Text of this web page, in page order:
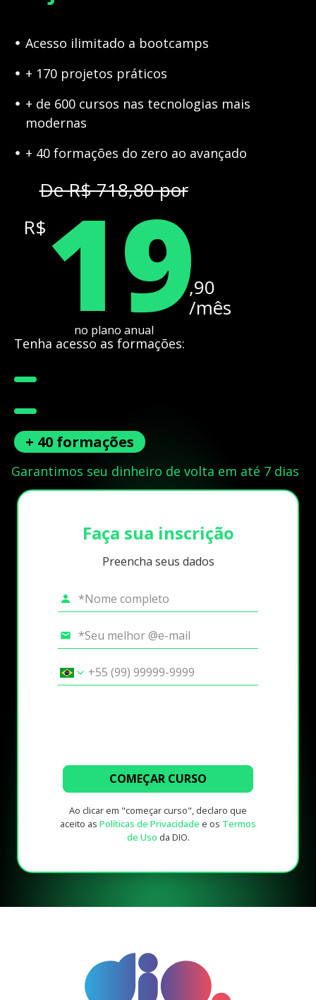
Acesso ilimitado a bootcamps
+ 170 projetos práticos
+ de 600 cursos nas tecnologias mais
modernas
+ 40 formações do zero ao avançado
De R$ 718,80 por
R$ 19,90
/mês
no plano anual
Tenha acesso as formações:
+ 40 formações
Garantimos seu dinheiro de volta em até 7 dias
Faça sua inscrição
Preencha seus dados
COMEÇAR CURSO
Ao clicar em "começar curso", declaro que
aceito as Políticas de Privacidade e os Termos
de Uso da DIO.